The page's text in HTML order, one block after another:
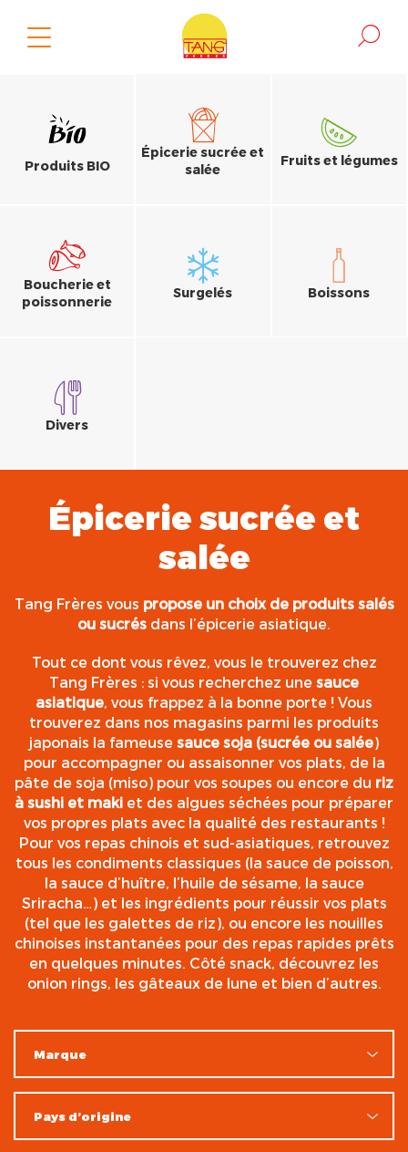
Produits BIO
Épicerie sucrée et
salée
Fruits et légumes
Boucherie et
poissonnerie
Surgelés Boissons
Divers
Épicerie sucrée et
salée
Tang Frères vous propose un choix de produits salés
ou sucrés dans l’épicerie asiatique.
Tout ce dont vous rêvez, vous le trouverez chez
Tang Frères : si vous recherchez une sauce
asiatique, vous frappez à la bonne porte ! Vous
trouverez dans nos magasins parmi les produits
japonais la fameuse sauce soja (sucrée ou salée)
pour accompagner ou assaisonner vos plats, de la
pâte de soja (miso) pour vos soupes ou encore du riz
à sushi et maki et des algues séchées pour préparer
vos propres plats avec la qualité des restaurants !
Pour vos repas chinois et sud-asiatiques, retrouvez
tous les condiments classiques (la sauce de poisson,
la sauce d’huître, l’huile de sésame, la sauce
Sriracha…) et les ingrédients pour réussir vos plats
(tel que les galettes de riz), ou encore les nouilles
chinoises instantanées pour des repas rapides prêts
en quelques minutes. Côté snack, découvrez les
onion rings, les gâteaux de lune et bien d’autres.